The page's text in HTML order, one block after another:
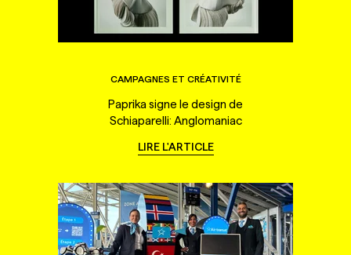
CAMPAGNES ET CRÉATIVITÉ
Paprika signe le design de
Schiaparelli: Anglomaniac
LIRE L'ARTICLE